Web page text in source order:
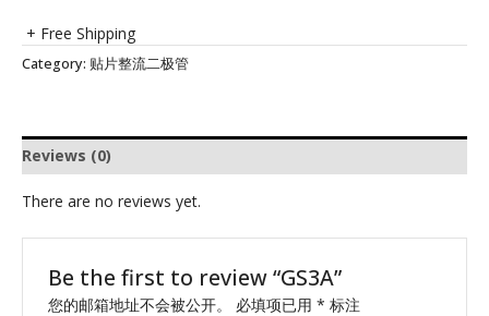
+ Free Shipping
Category: 贴片整流二极管
Reviews (0)
There are no reviews yet.
Be the first to review “GS3A”
您的邮箱地址不会被公开。 必填项已用* 标注